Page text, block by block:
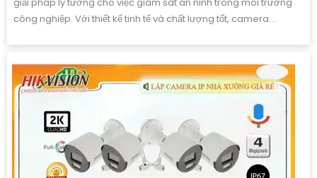
giải pháp lý tưởng cho việc giám sát an ninh trong môi trường
công nghiệp. Với thiết kế tinh tế và chất lượng tốt, camera...